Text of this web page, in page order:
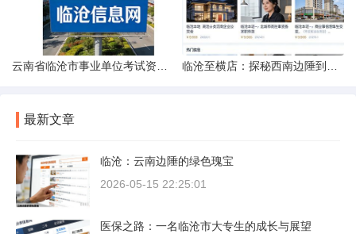
最新文章
临沧：云南边陲的绿色瑰宝
2026-05-15 22:25:01
医保之路：一名临沧市大专生的成长与展望